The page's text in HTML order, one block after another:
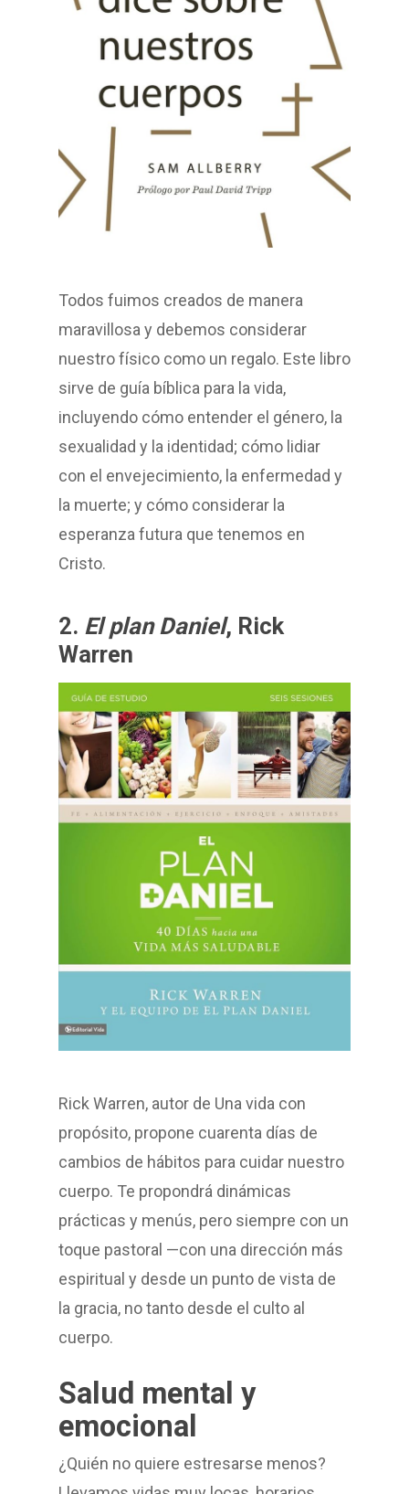
Todos fuimos creados de manera
maravillosa y debemos considerar
nuestro físico como un regalo. Este libro
sirve de guía bíblica para la vida,
incluyendo cómo entender el género, la
sexualidad y la identidad; cómo lidiar
con el envejecimiento, la enfermedad y
la muerte; y cómo considerar la
esperanza futura que tenemos en
Cristo.
2. El plan Daniel, Rick
Warren
Rick Warren, autor de Una vida con
propósito, propone cuarenta días de
cambios de hábitos para cuidar nuestro
cuerpo. Te propondrá dinámicas
prácticas y menús, pero siempre con un
toque pastoral —con una dirección más
espiritual y desde un punto de vista de
la gracia, no tanto desde el culto al
cuerpo.
Salud mental y
emocional
¿Quién no quiere estresarse menos?